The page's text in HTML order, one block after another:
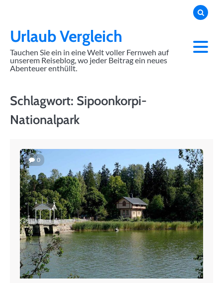
contentUrlaub Vergleich
Tauchen Sie ein in eine Welt voller Fernweh auf
unserem Reiseblog, wo jeder Beitrag ein neues
Abenteuer enthüllt.
Schlagwort: Sipoonkorpi-
Nationalpark
0